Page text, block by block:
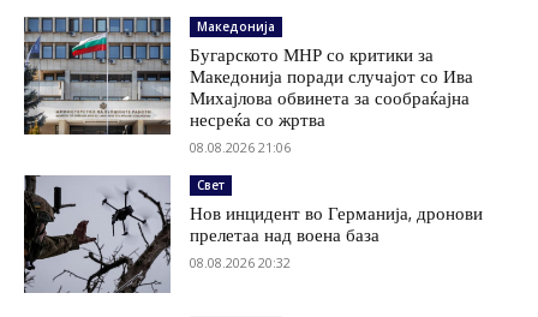
Македонија
Бугарското МНР со критики за
Македонија поради случајот со Ива
Михајлова обвинета за сообраќајна
несреќа со жртва
08.08.2026 21:06
Свет
Нов инцидент во Германија, дронови
прелетаа над воена база
08.08.2026 20:32